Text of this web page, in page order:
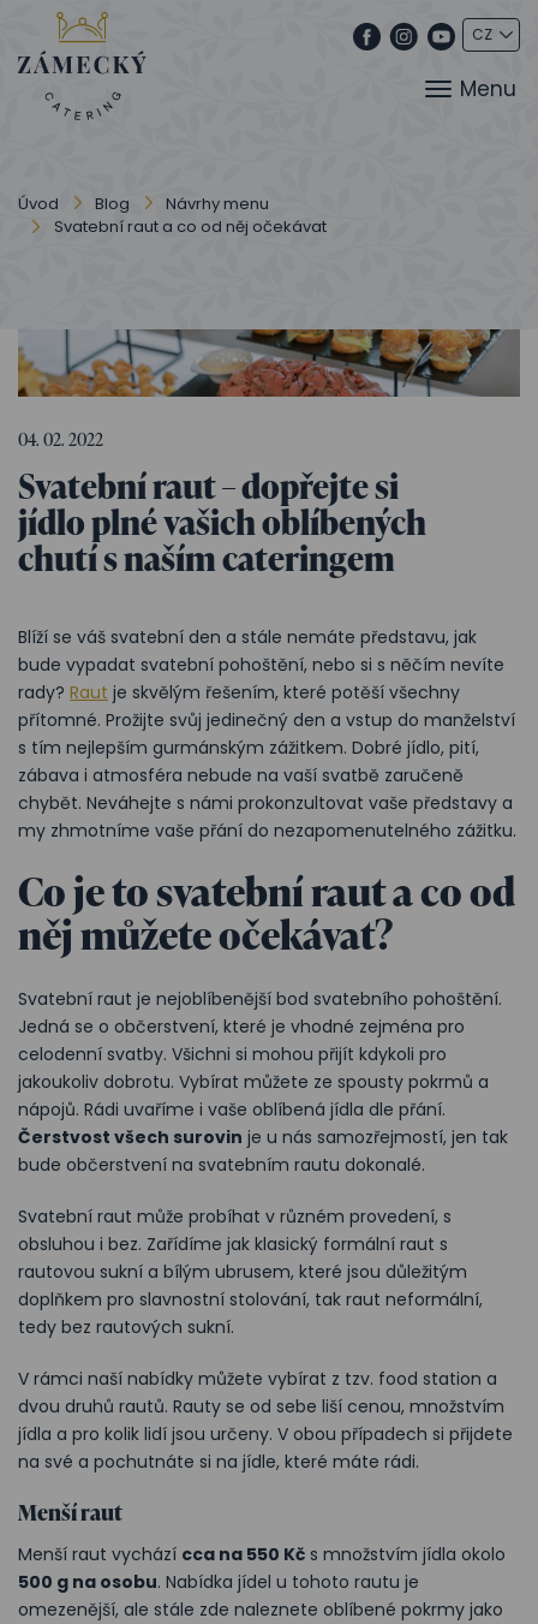
Menu
Úvod Blog
Návrhy menu
Svatební raut a co od něj očekávat
04. 02. 2022
Svatební raut –⁠ dopřejte si
jídlo plné vašich oblíbených
chutí s naším cateringem
Blíží se váš svatební den a stále nemáte představu, jak
bude vypadat svatební pohoštění, nebo si s něčím nevíte
rady? Raut je skvělým řešením, které potěší všechny
přítomné. Prožijte svůj jedinečný den a vstup do manželství
s tím nejlepším gurmánským zážitkem. Dobré jídlo, pití,
zábava i atmosféra nebude na vaší svatbě zaručeně
chybět. Neváhejte s námi prokonzultovat vaše představy a
my zhmotníme vaše přání do nezapomenutelného zážitku.
Co je to svatební raut a co od
něj můžete očekávat?
Svatební raut je nejoblíbenější bod svatebního pohoštění.
Jedná se o občerstvení, které je vhodné zejména pro
celodenní svatby. Všichni si mohou přijít kdykoli pro
jakoukoliv dobrotu. Vybírat můžete ze spousty pokrmů a
nápojů. Rádi uvaříme i vaše oblíbená jídla dle přání.
Čerstvost všech surovin je u nás samozřejmostí, jen tak
bude občerstvení na svatebním rautu dokonalé.
Svatební raut může probíhat v různém provedení, s
obsluhou i bez. Zařídíme jak klasický formální raut s
rautovou sukní a bílým ubrusem, které jsou důležitým
doplňkem pro slavnostní stolování, tak raut neformální,
tedy bez rautových sukní.
V rámci naší nabídky můžete vybírat z tzv. food station a
dvou druhů rautů. Rauty se od sebe liší cenou, množstvím
jídla a pro kolik lidí jsou určeny. V obou případech si přijdete
na své a pochutnáte si na jídle, které máte rádi.
Menší raut
Menší raut vychází cca na 550 Kč s množstvím jídla okolo
500 g na osobu. Nabídka jídel u tohoto rautu je
omezenější, ale stále zde naleznete oblíbené pokrmy jako